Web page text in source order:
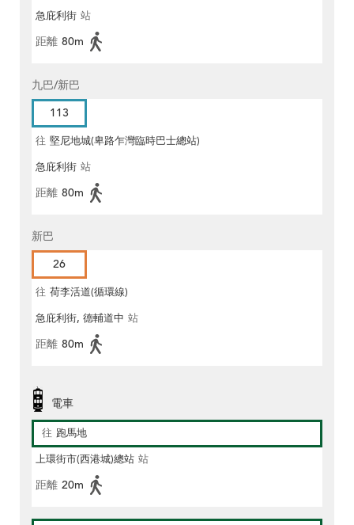
急庇利街 站
距離 80m
九巴/新巴
113
往 堅尼地城(卑路乍灣臨時巴士總站)
急庇利街 站
距離 80m
新巴
26
往 荷李活道(循環線)
急庇利街, 德輔道中 站
距離 80m
電車
往 跑馬地
上環街市(西港城)總站 站
距離 20m